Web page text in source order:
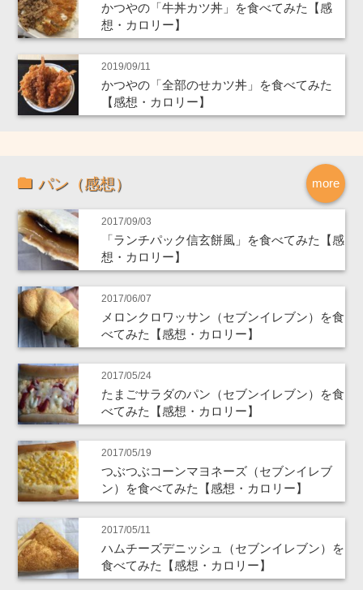
かつやの「牛丼カツ丼」を食べてみた【感
想・カロリー】
2019/09/11
かつやの「全部のせカツ丼」を食べてみた
【感想・カロリー】
more
パン（感想）
2017/09/03
「ランチパック信玄餅風」を食べてみた【感
想・カロリー】
2017/06/07
メロンクロワッサン（セブンイレブン）を食
べてみた【感想・カロリー】
2017/05/24
たまごサラダのパン（セブンイレブン）を食
べてみた【感想・カロリー】
2017/05/19
つぶつぶコーンマヨネーズ（セブンイレブ
ン）を食べてみた【感想・カロリー】
2017/05/11
ハムチーズデニッシュ（セブンイレブン）を
食べてみた【感想・カロリー】